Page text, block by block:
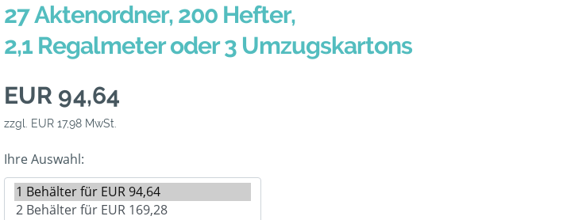
27 Aktenordner, 200 Hefter,
2,1 Regalmeter oder 3 Umzugskartons
EUR 94,64
zzgl. EUR 17,98 MwSt.
Ihre Auswahl: